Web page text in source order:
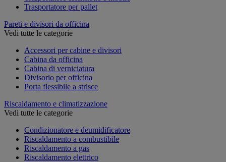
Trasportatore per pallet
Pareti e divisori da officina
Vedi tutte le categorie
Accessori per cabine e divisori
Cabina da officina
Cabina di verniciatura
Divisorio per officina
Porta flessibile a strisce
Riscaldamento e climatizzazione
Vedi tutte le categorie
Condizionatore e deumidificatore
Riscaldamento a combustibile
Riscaldamento a gas
Riscaldamento elettrico